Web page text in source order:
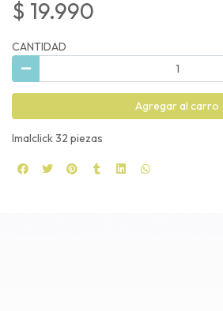
$ 19.990
CANTIDAD
Agregar al carro
Imalclick 32 piezas